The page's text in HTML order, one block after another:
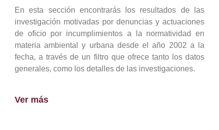
En esta sección encontrarás los resultados de las
investigación motivadas por denuncias y actuaciones
de oficio por incumplimientos a la normatividad en
materia ambiental y urbana desde el año 2002 a la
fecha, a través de un filtro que ofrece tanto los datos
generales, como los detalles de las investigaciones.
Ver más